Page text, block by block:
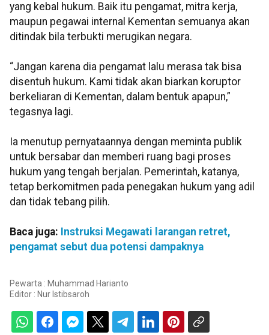
yang kebal hukum. Baik itu pengamat, mitra kerja,
maupun pegawai internal Kementan semuanya akan
ditindak bila terbukti merugikan negara.
“Jangan karena dia pengamat lalu merasa tak bisa
disentuh hukum. Kami tidak akan biarkan koruptor
berkeliaran di Kementan, dalam bentuk apapun,”
tegasnya lagi.
Ia menutup pernyataannya dengan meminta publik
untuk bersabar dan memberi ruang bagi proses
hukum yang tengah berjalan. Pemerintah, katanya,
tetap berkomitmen pada penegakan hukum yang adil
dan tidak tebang pilih.
Baca juga: Instruksi Megawati larangan retret,
pengamat sebut dua potensi dampaknya
Pewarta : Muhammad Harianto
Editor : Nur Istibsaroh